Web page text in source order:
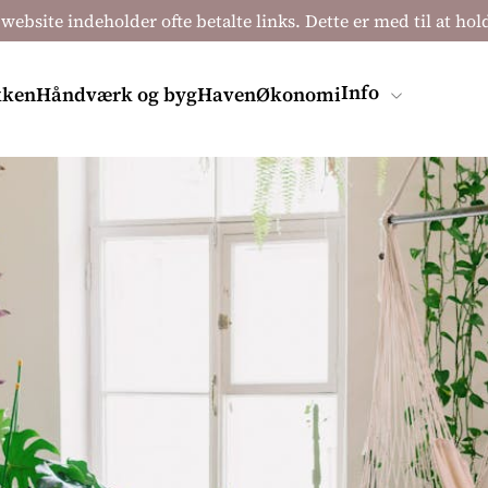
indeholder ofte betalte links. Dette er med til at
Håndværk og bygHavenØkonomiInfo